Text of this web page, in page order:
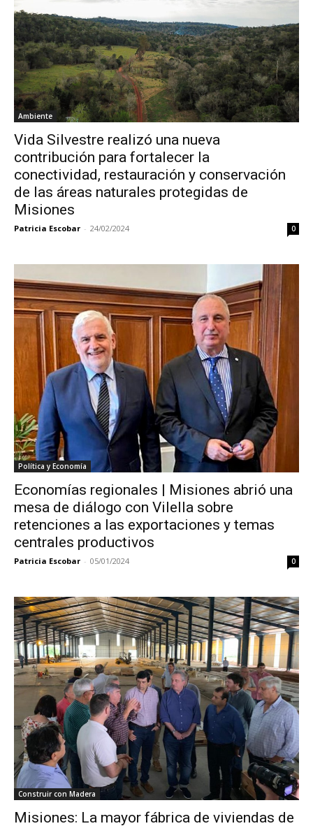
Ambiente
Vida Silvestre realizó una nueva
contribución para fortalecer la
conectividad, restauración y conservación
de las áreas naturales protegidas de
Misiones
Patricia Escobar - 24/02/2024 0
Política y Economía
Economías regionales | Misiones abrió una
mesa de diálogo con Vilella sobre
retenciones a las exportaciones y temas
centrales productivos
Patricia Escobar - 05/01/2024 0
Construir con Madera
Misiones: La mayor fábrica de viviendas de